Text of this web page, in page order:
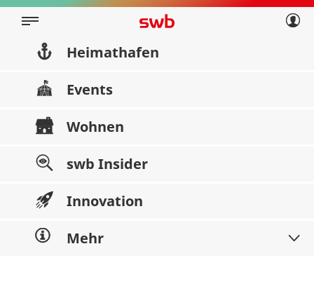
Privatkunden
Geschäftskunden
Heimathafen
Events
Wohnen
swb Insider
Innovation
Mehr